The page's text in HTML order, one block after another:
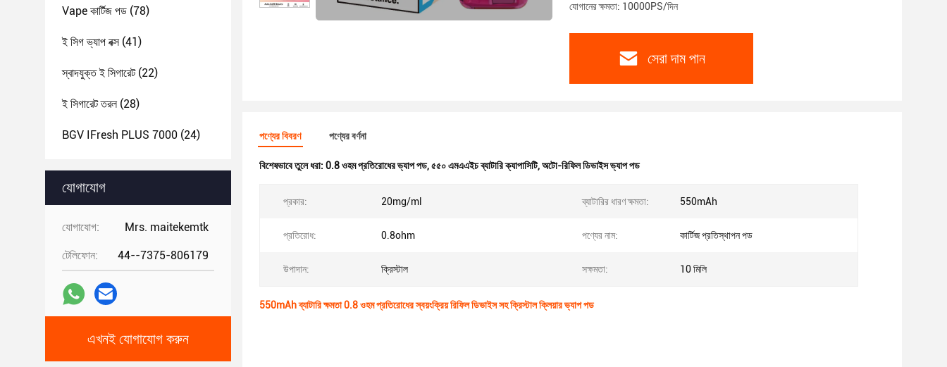
Vape কার্টিজ পড (78)
ই সিগ ভ্যাপ বক্স(41)
স্বাদযুক্ত ই সিগারেট(22)
ই সিগারেট তরল(28)
BGV IFresh PLUS 7000 (24)
যোগাযোগ
যোগাযোগ: Mrs. maitekemtk
টেলিফোন: 44--7375-806179
এখনই যোগাযোগ করুন
যোগানের ক্ষমতা: 10000PS/দিন
সেরা দাম পান
পণ্যের বিবরণ পণ্যের বর্ণনা
বিশেষভাবে তুলে ধরা: 0.8 ওহম প্রতিরোধের ভ্যাপ পড,৫৫০ এমএএইচ ব্যাটারি ক্যাপাসিটি,অটো-রিফিল ডিভাইস ভ্যাপ পড
প্রকার: 20mg/ml ব্যাটারির ধারণ ক্ষমতা: 550mAh
প্রতিরোধ: 0.8ohm পণ্যের নাম: কার্টিজ প্রতিস্থাপন পড
উপাদান: ক্রিস্টাল সক্ষমতা: 10 মিলি
550mAh ব্যাটারি ক্ষমতা 0.8 ওহম প্রতিরোধের স্বয়ংক্রিয় রিফিল ডিভাইস সহ ক্রিস্টাল ক্লিয়ার ভ্যাপ পড